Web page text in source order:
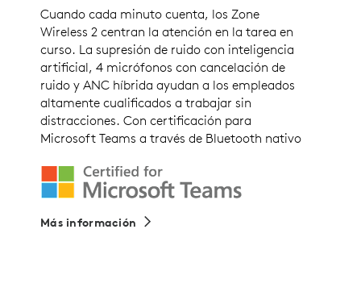
Cuando cada minuto cuenta, los Zone
Wireless 2 centran la atención en la tarea en
curso. La supresión de ruido con inteligencia
artificial, 4 micrófonos con cancelación de
ruido y ANC híbrida ayudan a los empleados
altamente cualificados a trabajar sin
distracciones. Con certificación para
Microsoft Teams a través de Bluetooth nativo
Más información